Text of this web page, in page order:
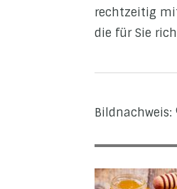
rechtzeitig
die für Sie